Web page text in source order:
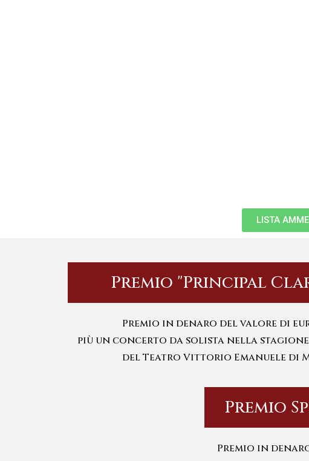
LISTA
Premio "Principal
Premio in denaro del valore di
più un concerto da solista nella stagione
del Teatro Vittorio Emanuele di
Premio
Premio in